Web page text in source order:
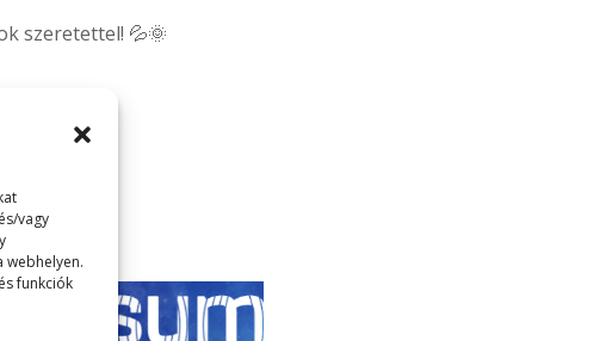
vagy
webhelyen.
funkciók
szeretettel! 💦🌞